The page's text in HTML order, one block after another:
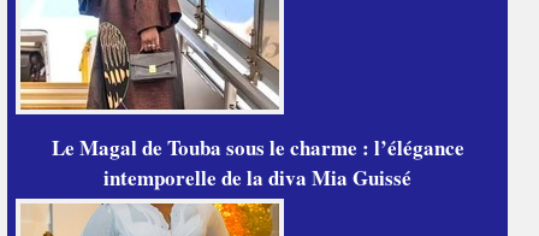
Le Magal de Touba sous le charme : l’élégance
intemporelle de la diva Mia Guissé